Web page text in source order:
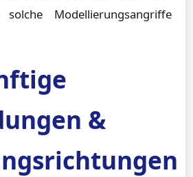
Modellierungsangriffe
&